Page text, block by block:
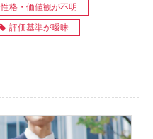
性格・価値観が不明
評価基準が曖昧